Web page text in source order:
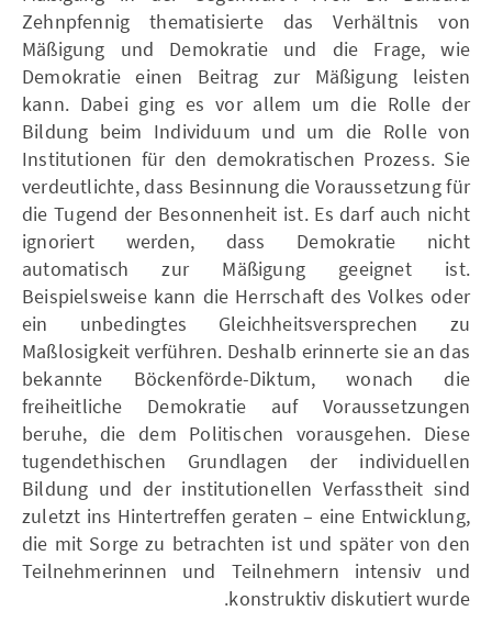
Zehnpfennig thematisierte das Verhältnis von
Mäßigung und Demokratie und die Frage, wie
Demokratie einen Beitrag zur Mäßigung leisten
kann. Dabei ging es vor allem um die Rolle der
Bildung beim Individuum und um die Rolle von
Institutionen für den demokratischen Prozess. Sie
verdeutlichte, dass Besinnung die Voraussetzung für
die Tugend der Besonnenheit ist. Es darf auch nicht
ignoriert werden, dass Demokratie nicht
automatisch zur Mäßigung geeignet ist.
Beispielsweise kann die Herrschaft des Volkes oder
ein unbedingtes Gleichheitsversprechen zu
Maßlosigkeit verführen. Deshalb erinnerte sie an das
bekannte Böckenförde-Diktum, wonach die
freiheitliche Demokratie auf Voraussetzungen
beruhe, die dem Politischen vorausgehen. Diese
tugendethischen Grundlagen der individuellen
Bildung und der institutionellen Verfasstheit sind
zuletzt ins Hintertreffen geraten – eine Entwicklung,
die mit Sorge zu betrachten ist und später von den
Teilnehmerinnen und Teilnehmern intensiv und
konstruktiv diskutiert wurde.